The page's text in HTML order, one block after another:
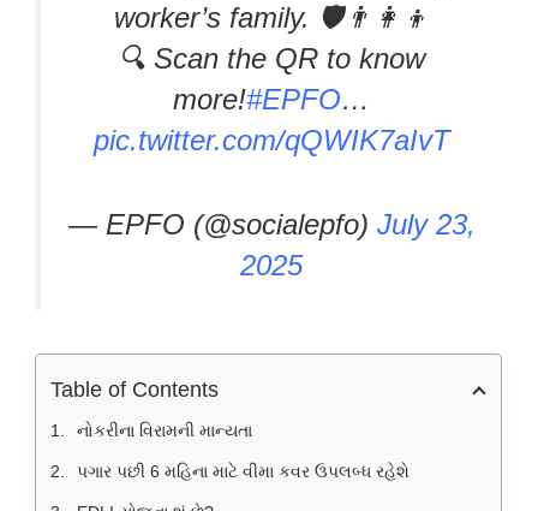
worker’s family. 🛡️👨‍👩‍👦
🔍 Scan the QR to know
more!#EPFO…
pic.twitter.com/qQWIK7aIvT
— EPFO (@socialepfo) July 23,
2025
Table of Contents
નોકરીના વિરામની માન્યતા
પગાર પછી 6 મહિના માટે વીમા કવર ઉપલબ્ધ રહેશે